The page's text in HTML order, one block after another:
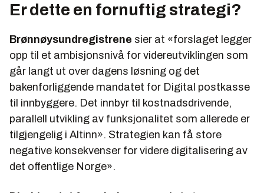
Er dette en fornuftig strategi?
Brønnøysundregistrene sier at «forslaget legger
opp til et ambisjonsnivå for videreutviklingen som
går langt ut over dagens løsning og det
bakenforliggende mandatet for Digital postkasse
til innbyggere. Det innbyr til kostnadsdrivende,
parallell utvikling av funksjonalitet som allerede er
tilgjengelig i Altinn». Strategien kan få store
negative konsekvenser for videre digitalisering av
det offentlige Norge».